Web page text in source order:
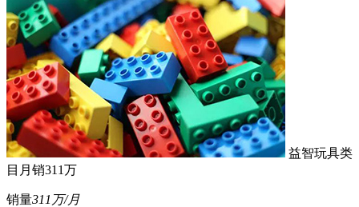
益智玩具类
目月销311万
销量311万/月